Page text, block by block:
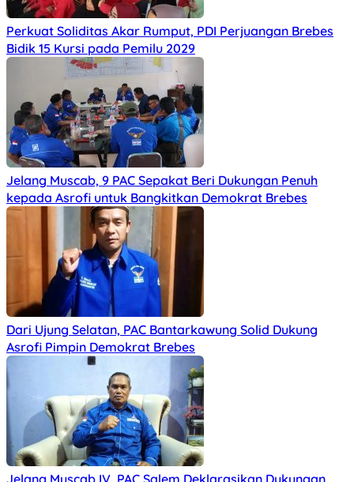
Perkuat Soliditas Akar Rumput, PDI Perjuangan Brebes
Bidik 15 Kursi pada Pemilu 2029
Jelang Muscab, 9 PAC Sepakat Beri Dukungan Penuh
kepada Asrofi untuk Bangkitkan Demokrat Brebes
Dari Ujung Selatan, PAC Bantarkawung Solid Dukung
Asrofi Pimpin Demokrat Brebes
Jelang Muscab IV, PAC Salem Deklarasikan Dukungan